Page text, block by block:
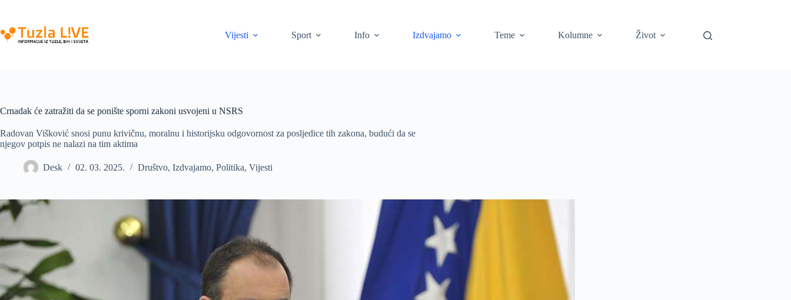
content
Vijesti
Sport Info Izdvajamo Teme Kolumne Život
Crnadak će zatražiti da se ponište sporni zakoni usvojeni u NSRS
Radovan Višković snosi punu krivičnu, moralnu i historijsku odgovornost za posljedice tih zakona, budući da se
njegov potpis ne nalazi na tim aktima
Desk 02. 03. 2025. Društvo, Izdvajamo, Politika, Vijesti